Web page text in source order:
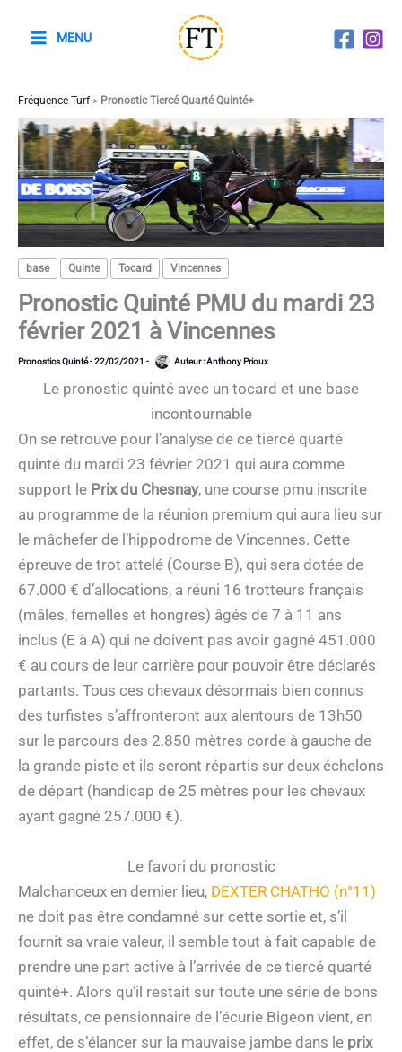
MENU
Fréquence Turf> Pronostic Tiercé Quarté Quinté+
base Quinte Tocard Vincennes
Pronostic Quinté PMU du mardi 23
février 2021 à Vincennes
Pronostics Quinté-22/02/2021 - Auteur :Anthony Prioux
Le pronostic quinté avec un tocard et une base
incontournable
On se retrouve pour l’analyse de ce tiercé quarté
quinté du mardi 23 février 2021 qui aura comme
support le Prix du Chesnay, une course pmu inscrite
au programme de la réunion premium qui aura lieu sur
le mâchefer de l’hippodrome de Vincennes. Cette
épreuve de trot attelé (Course B), qui sera dotée de
67.000 € d’allocations, a réuni 16 trotteurs français
(mâles, femelles et hongres) âgés de 7 à 11 ans
inclus (E à A) qui ne doivent pas avoir gagné 451.000
€ au cours de leur carrière pour pouvoir être déclarés
partants. Tous ces chevaux désormais bien connus
des turfistes s’affronteront aux alentours de 13h50
sur le parcours des 2.850 mètres corde à gauche de
la grande piste et ils seront répartis sur deux échelons
de départ (handicap de 25 mètres pour les chevaux
ayant gagné 257.000 €).
Le favori du pronostic
Malchanceux en dernier lieu, DEXTER CHATHO (n°11)
ne doit pas être condamné sur cette sortie et, s’il
fournit sa vraie valeur, il semble tout à fait capable de
prendre une part active à l’arrivée de ce tiercé quarté
quinté+. Alors qu’il restait sur toute une série de bons
résultats, ce pensionnaire de l’écurie Bigeon vient, en
effet, de s’élancer sur la mauvaise jambe dans le prix